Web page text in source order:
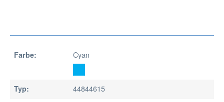
Farbe: Cyan
Typ: 44844615